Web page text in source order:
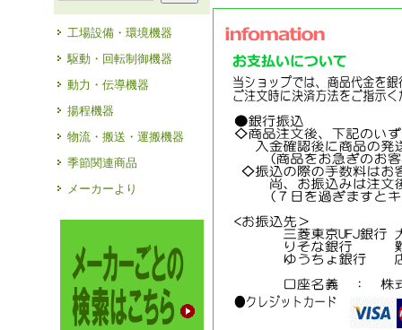
工場設備・環境機器
駆動・回転制御機器
動力・伝導機器
揚程機器
物流・搬送・運搬機器
季節関連商品
メーカーより